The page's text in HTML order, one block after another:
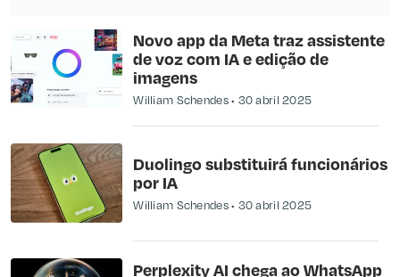
Novo app da Meta traz assistente
de voz com IA e edição de
imagens
William Schendes 30 abril 2025
Duolingo substituirá funcionários
por IA
William Schendes 30 abril 2025
​Perplexity AI chega ao WhatsApp